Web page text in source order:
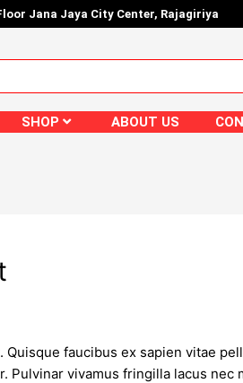
Jana Jaya City Center, Rajagiriya
SHOP ABOUT US
faucibus ex sapien vitae
Pulvinar vivamus fringilla lacus